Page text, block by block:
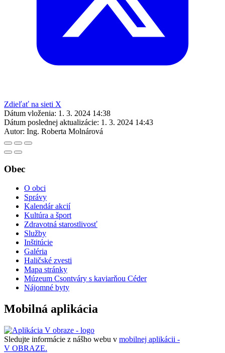
Zdieľať na sieti X
Dátum vloženia: 1. 3. 2024 14:38
Dátum poslednej aktualizácie: 1. 3. 2024 14:43
Autor: Ing. Roberta Molnárová
Obec
O obci
Správy
Kalendár akcií
Kultúra a šport
Zdravotná starostlivosť
Služby
Inštitúcie
Galéria
Haličské zvesti
Mapa stránky
Múzeum Csontváry s kaviarňou Céder
Nájomné byty
Mobilná aplikácia
Sledujte informácie z nášho webu v mobilnej aplikácii -
V OBRAZE.